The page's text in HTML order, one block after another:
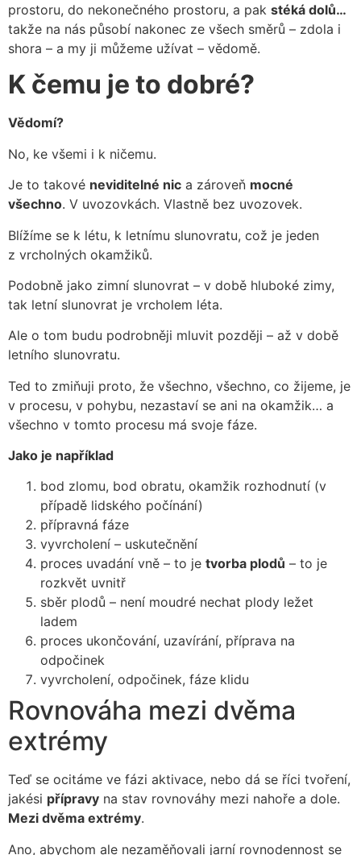
prostoru, do nekonečného prostoru, a pak stéká dolů…
takže na nás působí nakonec ze všech směrů – zdola i
shora – a my ji můžeme užívat – vědomě.
K čemu je to dobré?
Vědomí?
No, ke všemi i k ničemu.
Je to takové neviditelné nic a zároveň mocné
všechno. V uvozovkách. Vlastně bez uvozovek.
Blížíme se k létu, k letnímu slunovratu, což je jeden
z vrcholných okamžiků.
Podobně jako zimní slunovrat – v době hluboké zimy,
tak letní slunovrat je vrcholem léta.
Ale o tom budu podrobněji mluvit později – až v době
letního slunovratu.
Ted to zmiňuji proto, že všechno, všechno, co žijeme, je
v procesu, v pohybu, nezastaví se ani na okamžik… a
všechno v tomto procesu má svoje fáze.
Jako je například
bod zlomu, bod obratu, okamžik rozhodnutí (v
případě lidského počínání)
přípravná fáze
vyvrcholení – uskutečnění
proces uvadání vně – to je tvorba plodů – to je
rozkvět uvnitř
sběr plodů – není moudré nechat plody ležet
ladem
proces ukončování, uzavírání, příprava na
odpočinek
vyvrcholení, odpočinek, fáze klidu
Rovnováha mezi dvěma
extrémy
Teď se ocitáme ve fázi aktivace, nebo dá se říci tvoření,
jakési přípravy na stav rovnováhy mezi nahoře a dole.
Mezi dvěma extrémy.
Ano, abychom ale nezaměňovali jarní rovnodennost se